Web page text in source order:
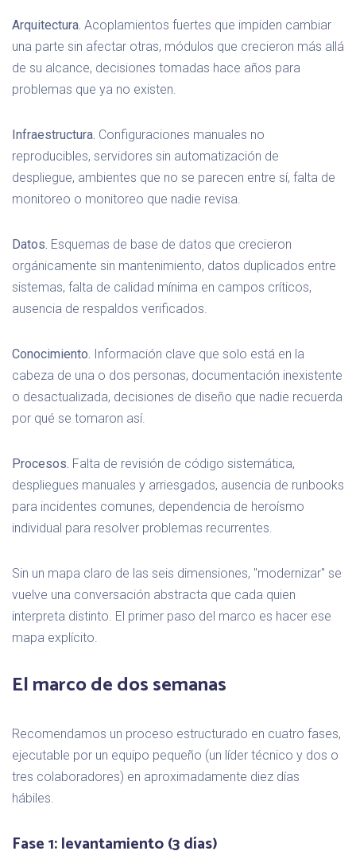
Arquitectura. Acoplamientos fuertes que impiden cambiar
una parte sin afectar otras, módulos que crecieron más allá
de su alcance, decisiones tomadas hace años para
problemas que ya no existen.
Infraestructura. Configuraciones manuales no
reproducibles, servidores sin automatización de
despliegue, ambientes que no se parecen entre sí, falta de
monitoreo o monitoreo que nadie revisa.
Datos. Esquemas de base de datos que crecieron
orgánicamente sin mantenimiento, datos duplicados entre
sistemas, falta de calidad mínima en campos críticos,
ausencia de respaldos verificados.
Conocimiento. Información clave que solo está en la
cabeza de una o dos personas, documentación inexistente
o desactualizada, decisiones de diseño que nadie recuerda
por qué se tomaron así.
Procesos. Falta de revisión de código sistemática,
despliegues manuales y arriesgados, ausencia de runbooks
para incidentes comunes, dependencia de heroísmo
individual para resolver problemas recurrentes.
Sin un mapa claro de las seis dimensiones, "modernizar" se
vuelve una conversación abstracta que cada quien
interpreta distinto. El primer paso del marco es hacer ese
mapa explícito.
El marco de dos semanas
Recomendamos un proceso estructurado en cuatro fases,
ejecutable por un equipo pequeño (un líder técnico y dos o
tres colaboradores) en aproximadamente diez días
hábiles.
Fase 1: levantamiento (3 días)